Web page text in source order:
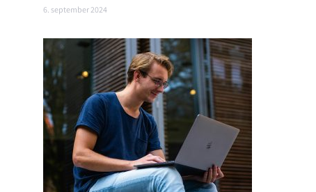
6. september 2024